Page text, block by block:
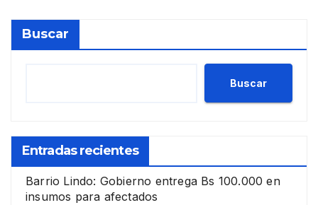
Buscar
Buscar
Entradas recientes
Barrio Lindo: Gobierno entrega Bs 100.000 en
insumos para afectados